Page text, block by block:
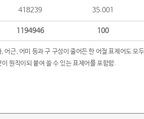
418239 35.001
1194946 100
근, 어미 등과 구 구성이 줄어든 한 어절 표제어도 모
원칙이되 붙여 쓸 수 있는 표제어를 포함함.